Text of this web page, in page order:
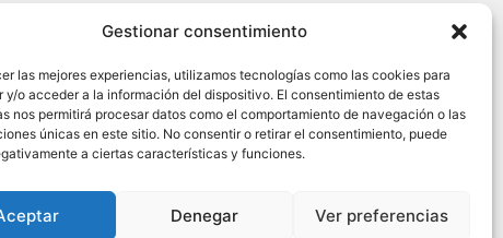
Gestionar consentimiento
las mejores experiencias, utilizamos tecnologías como las cookies para
y/o acceder a la información del dispositivo. El consentimiento de estas
nos permitirá procesar datos como el comportamiento de navegación o las
únicas en este sitio. No consentir o retirar el consentimiento, puede
a ciertas características y funciones.
Denegar Ver preferencias